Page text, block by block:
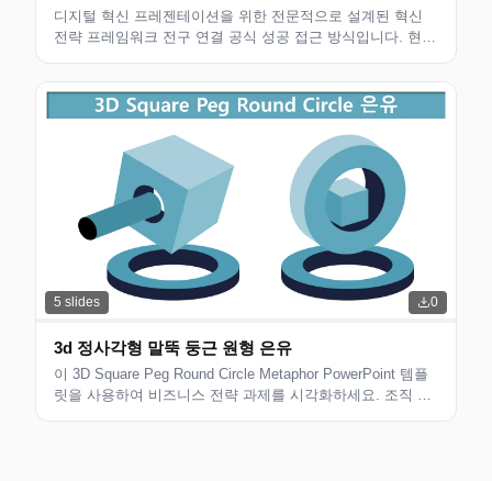
디지털 혁신 프레젠테이션을 위한 전문적으로 설계된 혁신
전략 프레임워크 전구 연결 공식 성공 접근 방식입니다. 현대
5 slides 0
3d 정사각형 말뚝 둥근 원형 은유
이 3D Square Peg Round Circle Metaphor PowerPoint 템플
릿을 사용하여 비즈니스 전략 과제를 시각화하세요. 조직 적